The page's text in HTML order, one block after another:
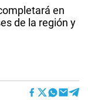
en
de la región y